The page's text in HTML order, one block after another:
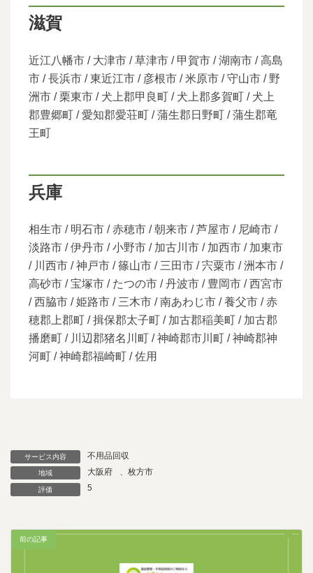
滋賀
近江八幡市 / 大津市 / 草津市 / 甲賀市 / 湖南市 / 高島
市 / 長浜市 / 東近江市 / 彦根市 / 米原市 / 守山市 / 野
洲市 / 栗東市 / 犬上郡甲良町 / 犬上郡多賀町 / 犬上
郡豊郷町 / 愛知郡愛荘町 / 蒲生郡日野町 / 蒲生郡竜
王町
兵庫
相生市 / 明石市 / 赤穂市 / 朝来市 / 芦屋市 / 尼崎市 /
淡路市 / 伊丹市 / 小野市 / 加古川市 / 加西市 / 加東市
/ 川西市 / 神戸市 / 篠山市 / 三田市 / 宍粟市 / 洲本市 /
高砂市 / 宝塚市 / たつの市 / 丹波市 / 豊岡市 / 西宮市
/ 西脇市 / 姫路市 / 三木市 / 南あわじ市 / 養父市 / 赤
穂郡上郡町 / 揖保郡太子町 / 加古郡稲美町 / 加古郡
播磨町 / 川辺郡猪名川町 / 神崎郡市川町 / 神崎郡神
河町 / 神崎郡福崎町 / 佐用
サービス内容 不用品回収
地域 大阪府 、 枚方市
評価 5
前の記事